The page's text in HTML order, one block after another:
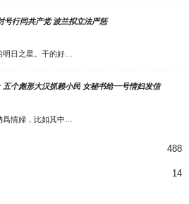
号行同共产党 波兰拟立法严惩
明日之星。干的好…
五个彪形大汉抓赖小民 女秘书给一号情妇发信
爲情婦，比如其中…
488
14